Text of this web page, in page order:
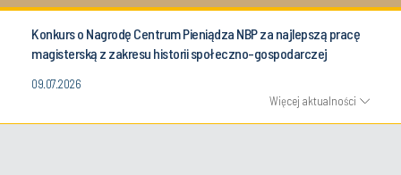
Konkurs o Nagrodę Centrum Pieniądza NBP za najlepszą pracę
magisterską z zakresu historii społeczno-gospodarczej
09.07.2026
Więcej aktualności